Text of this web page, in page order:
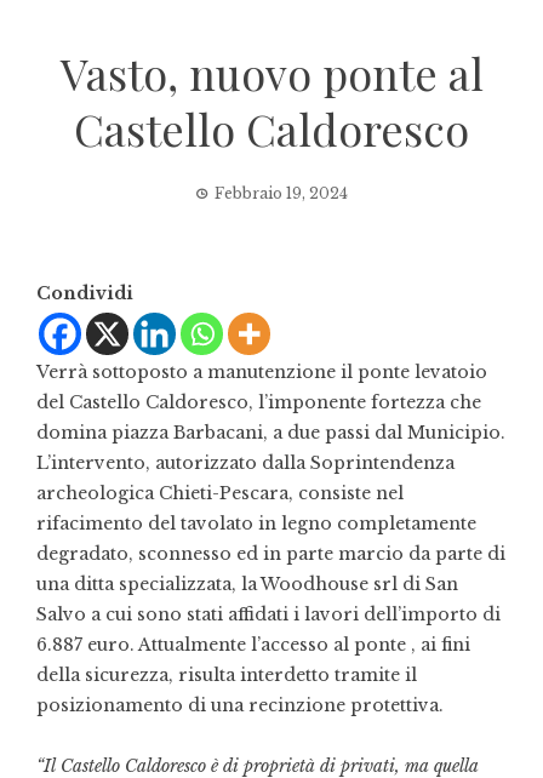
Vasto, nuovo ponte al
Castello Caldoresco
Febbraio 19, 2024
Condividi
Verrà sottoposto a manutenzione il ponte levatoio
del Castello Caldoresco, l’imponente fortezza che
domina piazza Barbacani, a due passi dal Municipio.
L’intervento, autorizzato dalla Soprintendenza
archeologica Chieti-Pescara, consiste nel
rifacimento del tavolato in legno completamente
degradato, sconnesso ed in parte marcio da parte di
una ditta specializzata, la Woodhouse srl di San
Salvo a cui sono stati affidati i lavori dell’importo di
6.887 euro. Attualmente l’accesso al ponte , ai fini
della sicurezza, risulta interdetto tramite il
posizionamento di una recinzione protettiva.
“Il Castello Caldoresco è di proprietà di privati, ma quella